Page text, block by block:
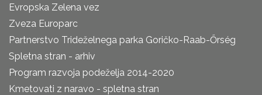
Evropska Zelena vez
Zveza Europarc
Partnerstvo Trideželnega parka Goričko-Raab-Őrség
Spletna stran - arhiv
Program razvoja podeželja 2014-2020
Kmetovati z naravo - spletna stran